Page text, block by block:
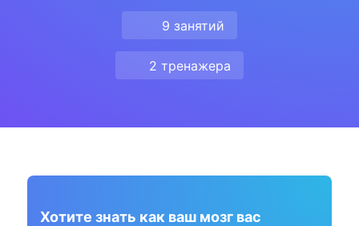
9 занятий
2 тренажера
Хотите знать как ваш мозг вас